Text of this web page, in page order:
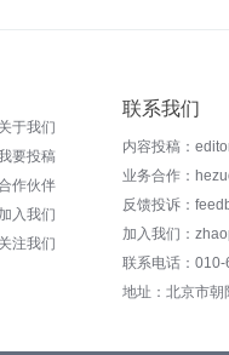
关于我们
要投稿
作伙伴
加入我们
关注我们
联系我们
内容投稿：
业务合作：
反馈投诉：
加入我们：
联系电话：
地址：北京市朝